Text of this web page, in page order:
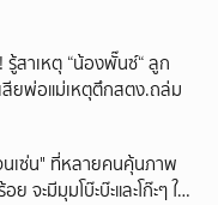
รู้สาเหตุ “น้องพั๊นซ์“ ลูก
ยพ่อแม่เหตุตึกสตง.ถล่ม
นเซ่น" ที่หลายคนคุ้นภาพ
จะมีมุมโบ๊ะบ๊ะและโก๊ะๆ ให้